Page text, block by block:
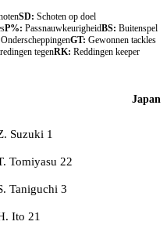
SD: Schoten op doel
P%: PassnauwkeurigheidBS: Buitenspel
OnderscheppingenGT: Gewonnen tackles
tegenRK: Reddingen keeper
Japan
Suzuki 1
Tomiyasu 22
Taniguchi 3
Ito 21